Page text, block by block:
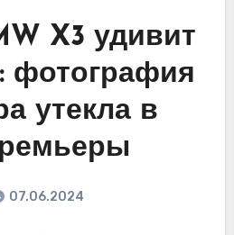
X3 удивит
фотография
утекла в
07.06.2024